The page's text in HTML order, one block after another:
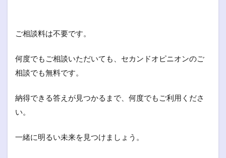
ご相談料は不要です。
何度でもご相談いただいても、セカンドオピニオンのご
相談でも無料です。
納得できる答えが見つかるまで、何度でもご利用くださ
い。
一緒に明るい未来を見つけましょう。